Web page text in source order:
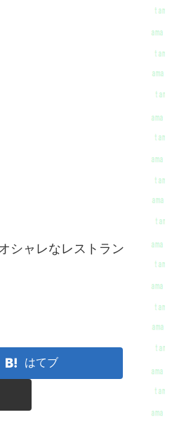
シャレなレストラン
はてブ